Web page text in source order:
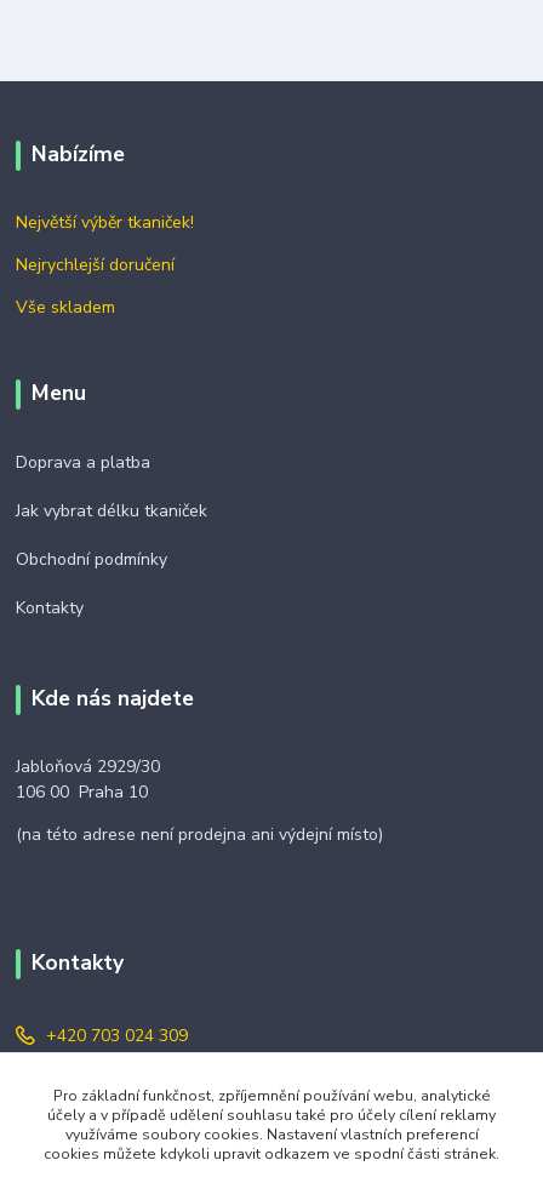
Nabízíme
Největší výběr tkaniček!
Nejrychlejší doručení
Vše skladem
Menu
Doprava a platba
Jak vybrat délku tkaniček
Obchodní podmínky
Kontakty
Kde nás najdete
Jabloňová 2929/30
106 00 Praha 10
(na této adrese není prodejna ani výdejní místo)
Kontakty
+420 703 024 309
objednavky@zavazuj.cz
Pro základní funkčnost, zpříjemnění používání webu, analytické
účely a v případě udělení souhlasu také pro účely cílení reklamy
využíváme soubory cookies. Nastavení vlastních preferencí
cookies můžete kdykoli upravit odkazem ve spodní části stránek.